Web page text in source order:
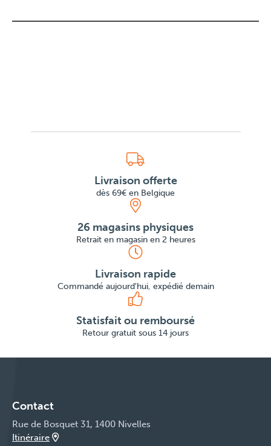
Livraison offerte
dès 69€ en Belgique
26 magasins physiques
Retrait en magasin en 2 heures
Livraison rapide
Commandé aujourd'hui, expédié demain
Statisfait ou remboursé
Retour gratuit sous 14 jours
Contact
Rue de Bosquet 31, 1400 Nivelles
Itinéraire